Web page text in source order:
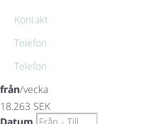
Kontakt
Telefon
Telefon
från/vecka
18.263 SEK